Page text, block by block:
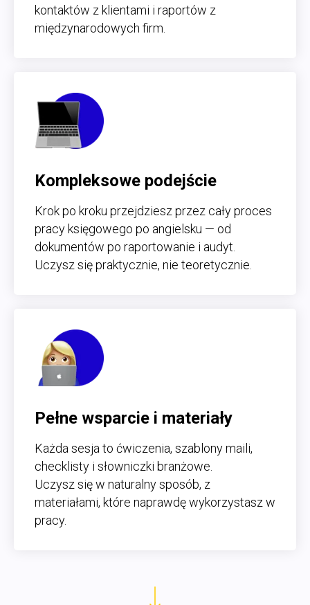
kontaktów z klientami i raportów z
międzynarodowych firm.
Kompleksowe podejście
Krok po kroku przejdziesz przez cały proces
pracy księgowego po angielsku — od
dokumentów po raportowanie i audyt.
Uczysz się praktycznie, nie teoretycznie.
Pełne wsparcie i materiały
Każda sesja to ćwiczenia, szablony maili,
checklisty i słowniczki branżowe.
Uczysz się w naturalny sposób, z
materiałami, które naprawdę wykorzystasz w
pracy.